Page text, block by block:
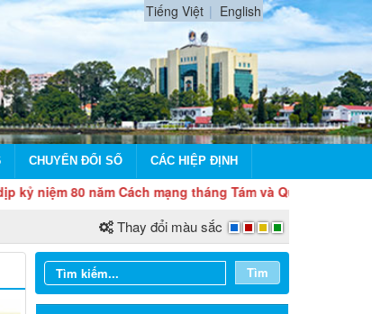
Tiếng Việt English
CHUYỂN ĐỔI SỐ CÁC HIỆP ĐỊNH
80 năm Cách mạng tháng Tám và Quốc khánh 2/9
Thay đổi màu sắc
Tìm